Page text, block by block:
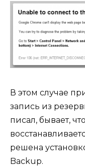
В этом случае
запись из
писал, бывает,
решена
Backup.